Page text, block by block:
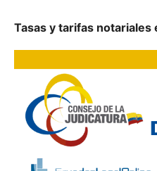
Tasas y tarifas notariales